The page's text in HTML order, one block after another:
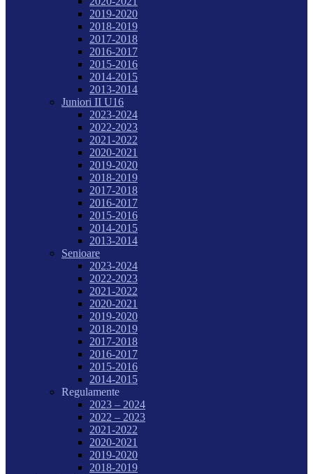
2019-2020
2018-2019
2017-2018
2016-2017
2015-2016
2014-2015
2013-2014
Juniori II U16
2023-2024
2022-2023
2021-2022
2020-2021
2019-2020
2018-2019
2017-2018
2016-2017
2015-2016
2014-2015
2013-2014
Senioare
2023-2024
2022-2023
2021-2022
2020-2021
2019-2020
2018-2019
2017-2018
2016-2017
2015-2016
2014-2015
Regulamente
2023 – 2024
2022 – 2023
2021-2022
2020-2021
2019-2020
2018-2019